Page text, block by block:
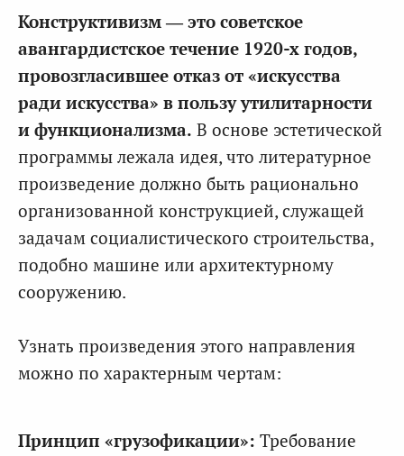
Конструктивизм — это советское
авангардистское течение 1920-х годов,
провозгласившее отказ от «искусства
ради искусства» в пользу утилитарности
и функционализма. В основе эстетической
программы лежала идея, что литературное
произведение должно быть рационально
организованной конструкцией, служащей
задачам социалистического строительства,
подобно машине или архитектурному
сооружению.
Узнать произведения этого направления
можно по характерным чертам:
Принцип «грузофикации»: Требование